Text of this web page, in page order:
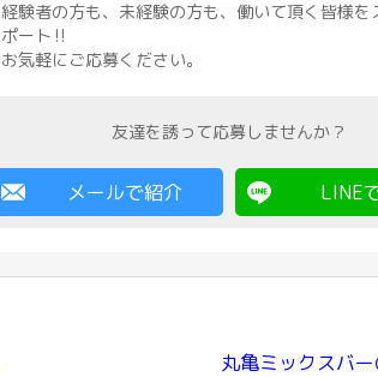
経験者の方も、未経験の方も、働いて頂く皆様を
ポート‼︎
お気軽にご応募ください。
友達を誘って応募しませんか？
メールで紹介 LINE
丸亀ミックスバ